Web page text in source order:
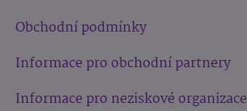
Obchodní podmínky
Informace pro obchodní partnery
Informace pro neziskové organizace